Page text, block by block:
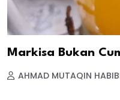
Markisa Bukan
AHMAD MUTAQIN